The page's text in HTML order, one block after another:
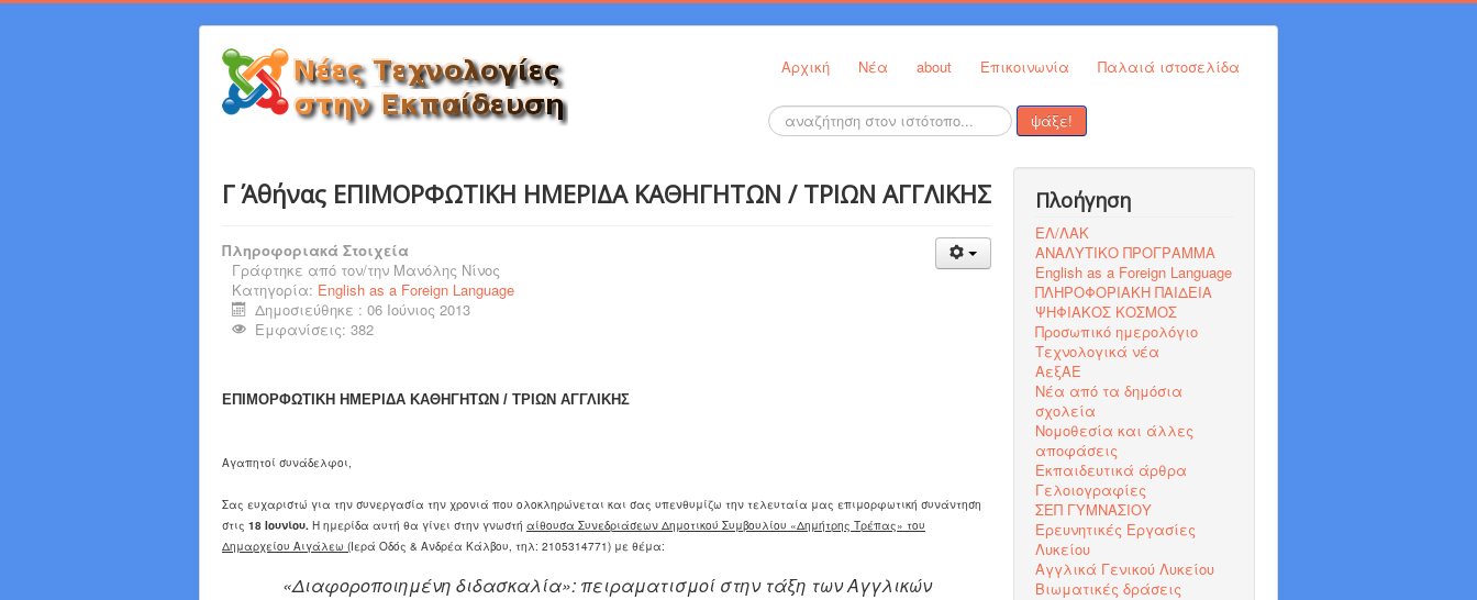
Αρχική Νέα about Επικοινωνία Παλαιά ιστοσελίδα
Αναζήτηση... ψάξε!
Γ΄ Αθήνας ΕΠΙΜΟΡΦΩΤΙΚΗ ΗΜΕΡΙΔΑ ΚΑΘΗΓΗΤΩΝ / ΤΡΙΩΝ ΑΓΓΛΙΚΗΣ
Πληροφοριακά Στοιχεία
Γράφτηκε από τον/την Μανόλης Νίνος
Κατηγορία: English as a Foreign Language
Δημοσιεύθηκε : 06 Ιούνιος 2013
Εμφανίσεις: 382
ΕΠΙΜΟΡΦΩΤΙΚΗ ΗΜΕΡΙΔΑ ΚΑΘΗΓΗΤΩΝ / ΤΡΙΩΝ ΑΓΓΛΙΚΗΣ
Αγαπητοί συνάδελφοι,
Σας ευχαριστώ για την συνεργασία την χρονιά που ολοκληρώνεται και σας υπενθυμίζω την τελευταία μας επιμορφωτική συνάντηση
στις 18 Ιουνίου. Η ημερίδα αυτή θα γίνει στην γνωστή αίθουσα Συνεδριάσεων Δημοτικού Συμβουλίου «Δημήτρης Τρέπας» του
Δημαρχείου Αιγάλεω (Ιερά Οδός & Ανδρέα Κάλβου, τηλ: 2105314771) με θέμα:
«Διαφοροποιημένη διδασκαλία»: πειραματισμοί στην τάξη των Αγγλικών
Πλοήγηση
ΕΛ/ΛΑΚ
ΑΝΑΛΥΤΙΚΟ ΠΡΟΓΡΑΜΜΑ
English as a Foreign Language
ΠΛΗΡΟΦΟΡΙΑΚΗ ΠΑΙΔΕΙΑ
ΨΗΦΙΑΚΟΣ ΚΟΣΜΟΣ
Προσωπικό ημερολόγιο
Τεχνολογικά νέα
ΑεξΑΕ
Νέα από τα δημόσια
σχολεία
Νομοθεσία και άλλες
αποφάσεις
Εκπαιδευτικά άρθρα
Γελοιογραφίες
ΣΕΠ ΓΥΜΝΑΣΙΟΥ
Ερευνητικές Εργασίες
Λυκείου
Αγγλικά Γενικού Λυκείου
Βιωματικές δράσεις